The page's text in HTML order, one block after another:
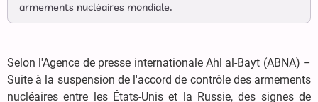
armements nucléaires mondiale.
Selon l'Agence de presse internationale Ahl al-Bayt (ABNA) –
Suite à la suspension de l'accord de contrôle des armements
nucléaires entre les États-Unis et la Russie, des signes de